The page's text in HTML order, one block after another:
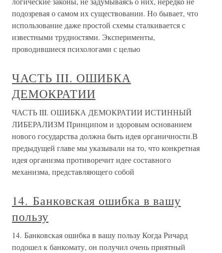
подозревая о самом их существовании. Но бывает, что
использование даже простой схемы сталкивается с
известными трудностями. Эксперименты,
проводившиеся психологами с целью
ЧАСТЬ III. ОШИБКА
ДЕМОКРАТИИ
ЧАСТЬ III. ОШИБКА ДЕМОКРАТИИ ИСТИННЫЙ
ЛИБЕРАЛИЗМ Принципом и здоровым основанием
нового государства должна быть идея органичности.В
предыдущей главе мы указывали на то, что конкретная
идея организма противоречит идее составного
механизма, представляющего собой
14. Банковская ошибка в вашу
пользу
14. Банковская ошибка в вашу пользу Когда Ричард
подошел к банкомату, он получил очень приятный